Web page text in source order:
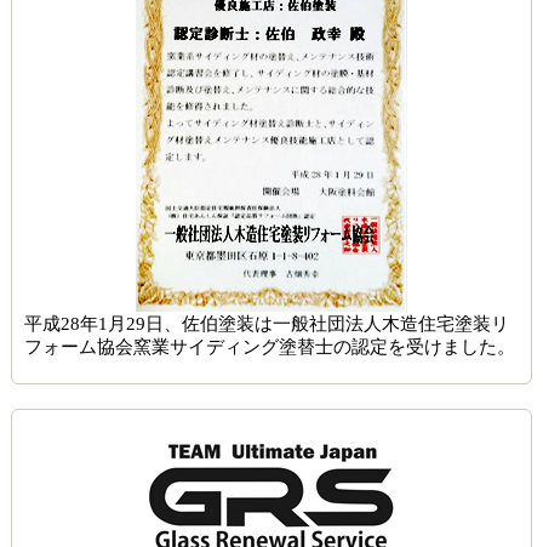
平成28年1月29日、佐伯塗装は一般社団法人木造住宅塗装リ
フォーム協会窯業サイディング塗替士の認定を受けました。